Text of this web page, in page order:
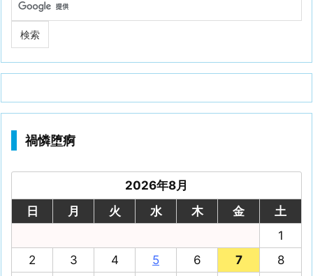
禍憐堕痾
2026年8月
日
月 火 水 木 金
土
1
2
3 4 5 6 7
8